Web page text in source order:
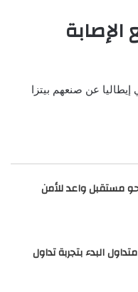
الإصابة
عن صنعهم بيتزا
مستقبل واعد للأمن
البدء بتجربة تداول